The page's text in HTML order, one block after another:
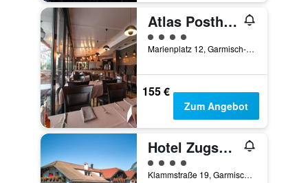
Atlas Posthotel
Bewertungskategorie 4
Marienplatz 12, Garmisch-Partenkirchen, Bayern, Deutschland
155 €
Zum Angebot
Hotel Zugspitze
Bewertungskategorie 4
Klammstraße 19, Garmisch-Partenkirchen, Bayern, Deutschland